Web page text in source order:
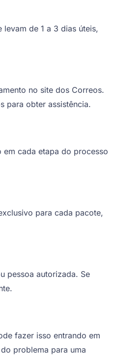
de 1 a 3 dias úteis,
no site dos Correos.
para obter assistência.
em cada etapa do processo
para cada pacote,
pessoa autorizada. Se
fazer isso entrando em
problema para uma